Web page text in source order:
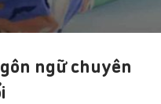
ngữ chuyên